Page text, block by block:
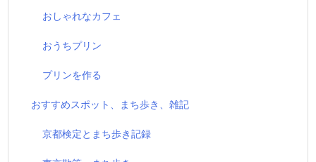
おしゃれなカフェ
おうちプリン
プリンを作る
おすすめスポット、まち歩き、雑記
京都検定とまち歩き記録